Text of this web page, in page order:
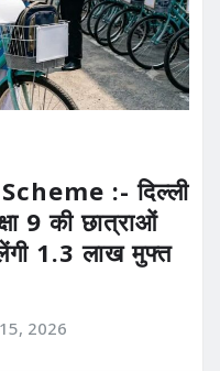
:- दिल्ली
9 की छात्राओं
1.3 लाख मुफ्त
2026